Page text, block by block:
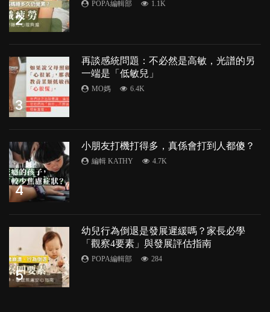
2
POPA編輯部 1.1K
3
再談感統問題：不必然是高敏，光譜的另
一端是「低敏兒」
MO媽 6.4K
4
小朋友打機打得多，真係會打到人都傻？
編輯 KATHY 4.7K
5
幼兒行為倒退是發展遲緩嗎？家長必學
「觀察4要素」與發展評估指南
POPA編輯部 284